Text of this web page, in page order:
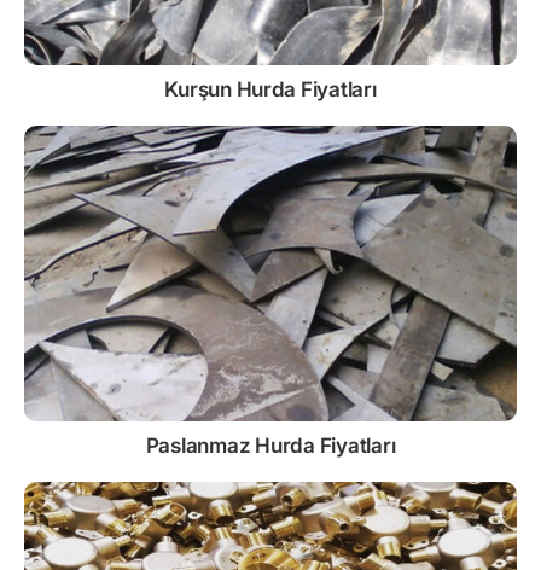
Kurşun Hurda Fiyatları
Paslanmaz Hurda Fiyatları